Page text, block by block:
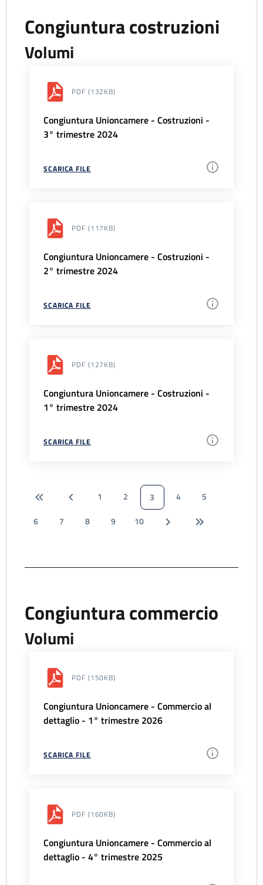
Congiuntura costruzioni
Volumi
PDF (132KB)
Congiuntura Unioncamere - Costruzioni -
3° trimestre 2024
SCARICA FILE
PDF (117KB)
Congiuntura Unioncamere - Costruzioni -
2° trimestre 2024
SCARICA FILE
PDF (127KB)
Congiuntura Unioncamere - Costruzioni -
1° trimestre 2024
SCARICA FILE
1 2 3 4
5
6
7 8 9 10
Congiuntura commercio
Volumi
PDF (150KB)
Congiuntura Unioncamere - Commercio al
dettaglio - 1° trimestre 2026
SCARICA FILE
PDF (160KB)
Congiuntura Unioncamere - Commercio al
dettaglio - 4° trimestre 2025